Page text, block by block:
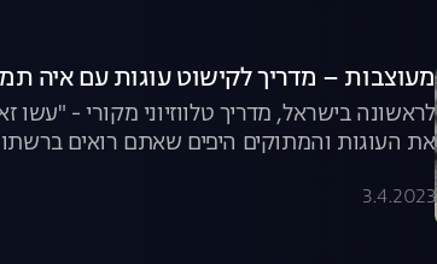
מעוצבות – מדריך לקישוט עוגות עם איה תמם, עונה 1,
לראשונה בישראל, מדריך טלווזיוני מקורי -
את העוגות והמתוקים היפים שאתם רואים
3.4.2023